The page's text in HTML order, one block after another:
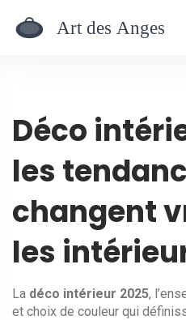
Déco
les
changent
les
La déco intérieur 2025,
et choix de couleur qui